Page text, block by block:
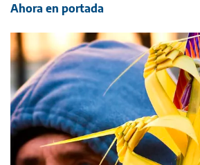
Ahora en portada